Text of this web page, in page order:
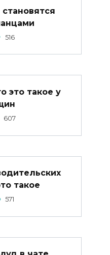
516
это такое у
607
такое
571